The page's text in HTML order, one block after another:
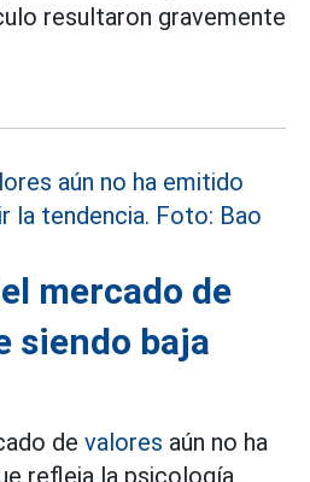
resultaron gravemente
mercado de
siendo baja
de valores aún no ha
refleja la psicología